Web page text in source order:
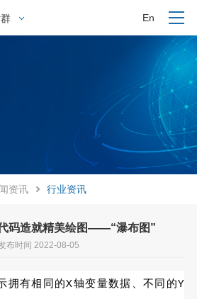
En
资讯 行业资讯
码造就精美绘图——“瀑布图”
布时间 2022-08-05
拥有相同的X轴变量数据、不同的Y